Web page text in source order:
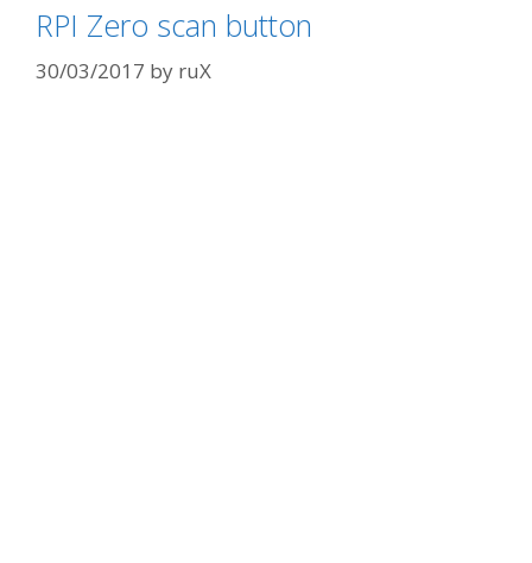
RPI Zero scan button
30/03/2017 by ruX